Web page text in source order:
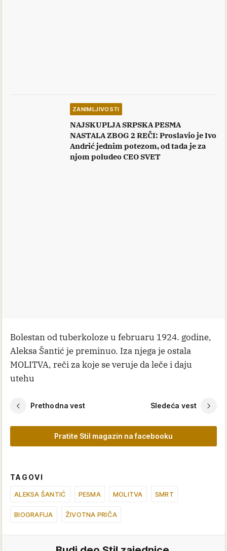
ZANIMLJIVOSTI
NAJSKUPLJA SRPSKA PESMA
NASTALA ZBOG 2 REČI: Proslavio je Ivo
Andrić jednim potezom, od tada je za
njom poludeo CEO SVET
Bolestan od tuberkoloze u februaru 1924. godine,
Aleksa Šantić je preminuo. Iza njega je ostala
MOLITVA, reči za koje se veruje da leče i daju
utehu
Prethodna vest Sledeća vest
Pratite Stil magazin na facebooku
TAGOVI
ALEKSA ŠANTIĆ PESMA MOLITVA SMRT
BIOGRAFIJA ŽIVOTNA PRIČA